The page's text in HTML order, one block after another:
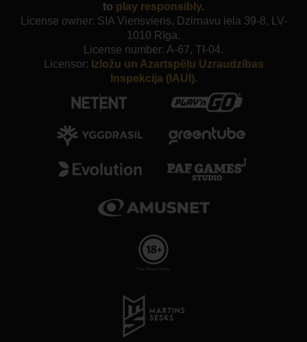
to play responsibly.
License owner: SIA Viensviens, Dzirnavu iela 39-8, LV-
1010 Rīga.
License number: A-67, TI-04.
Licensor: Izložu un Azartspēļu Uzraudzības
Inspekcija (IAUI).